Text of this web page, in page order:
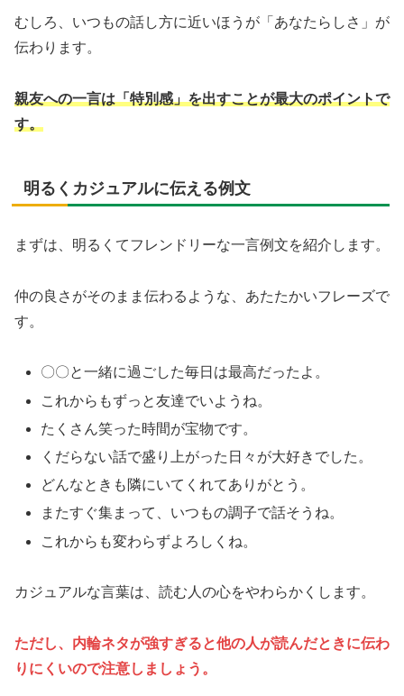
むしろ、いつもの話し方に近いほうが「あなたらしさ」が
伝わります。
親友への一言は「特別感」を出すことが最大のポイントで
す。
明るくカジュアルに伝える例文
まずは、明るくてフレンドリーな一言例文を紹介します。
仲の良さがそのまま伝わるような、あたたかいフレーズで
す。
〇〇と一緒に過ごした毎日は最高だったよ。
これからもずっと友達でいようね。
たくさん笑った時間が宝物です。
くだらない話で盛り上がった日々が大好きでした。
どんなときも隣にいてくれてありがとう。
またすぐ集まって、いつもの調子で話そうね。
これからも変わらずよろしくね。
カジュアルな言葉は、読む人の心をやわらかくします。
ただし、内輪ネタが強すぎると他の人が読んだときに伝わ
りにくいので注意しましょう。